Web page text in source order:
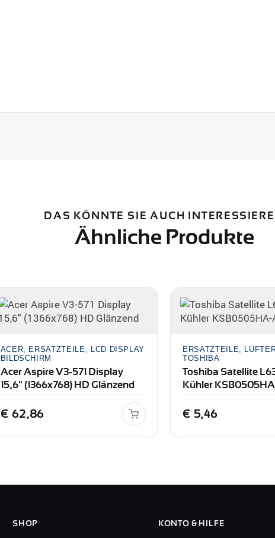
DAS KÖNNTE SIE AUCH
Ähnliche Produkte
ACER, ERSATZTEILE, LCD DISPLAY
BILDSCHIRM
Acer Aspire V3-571 Display
15,6" (1366x768) HD Glänzend
€ 62,86
ERSATZTEILE,
TOSHIBA
Toshiba Satellite
Kühler
€ 5,46
SHOP KONTO & HILFE